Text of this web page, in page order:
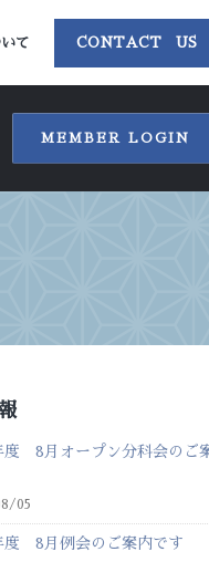
て CONTACT US
MEMBER LOGIN
度 8月オープン分科会のご
05
度 8月例会のご案内です